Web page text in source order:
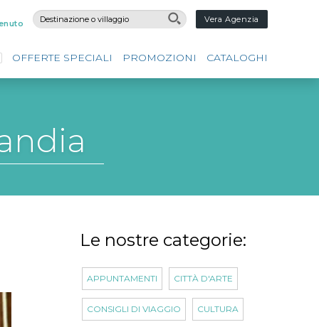
Vera Agenzia
OFFERTE SPECIALI PROMOZIONI CATALOGHI
Le nostre categorie:
APPUNTAMENTI CITTÀ D'ARTE
CONSIGLI DI VIAGGIO CULTURA